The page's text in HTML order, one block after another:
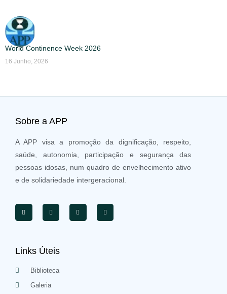
World Continence Week 2026
16 Junho, 2026
Sobre a APP
A APP visa a promoção da dignificação, respeito,
saúde, autonomia, participação e segurança das
pessoas idosas, num quadro de envelhecimento ativo
e de solidariedade intergeracional.
Links Úteis
Biblioteca
Galeria